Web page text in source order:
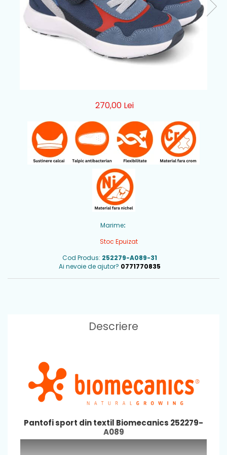
270,00 Lei
Marime:
Stoc Epuizat
Cod Produs: 252279-A089-31
Ai nevoie de ajutor? 0771770835
Descriere
Pantofi sport din textil Biomecanics 252279-
A089